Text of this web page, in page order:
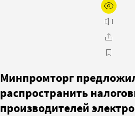
Минпромторг
распространить
производителей